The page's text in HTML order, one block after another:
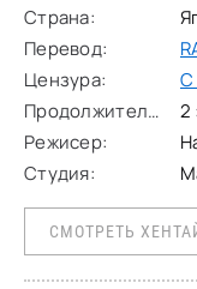
Страна:
Перевод:
Цензура:
С
Продолжительность:
2
Режисер:
Студия:
СМОТРЕТЬ